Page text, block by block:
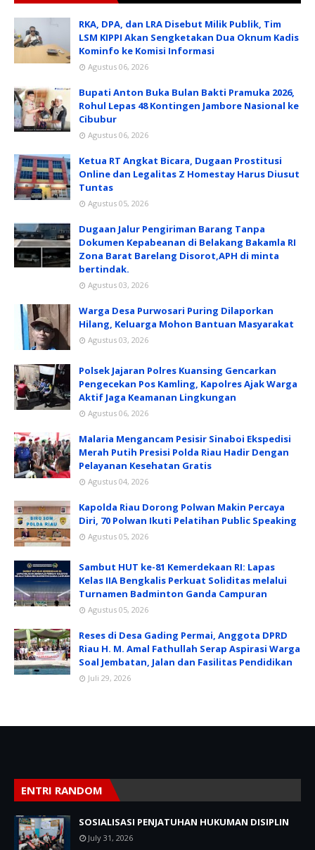
RKA, DPA, dan LRA Disebut Milik Publik, Tim
LSM KIPPI Akan Sengketakan Dua Oknum Kadis
Kominfo ke Komisi Informasi
Agustus 06, 2026
Bupati Anton Buka Bulan Bakti Pramuka 2026,
Rohul Lepas 48 Kontingen Jambore Nasional ke
Cibubur
Agustus 06, 2026
Ketua RT Angkat Bicara, Dugaan Prostitusi
Online dan Legalitas Z Homestay Harus Diusut
Tuntas
Agustus 05, 2026
Dugaan Jalur Pengiriman Barang Tanpa
Dokumen Kepabeanan di Belakang Bakamla RI
Zona Barat Barelang Disorot,APH di minta
bertindak.
Agustus 03, 2026
Warga Desa Purwosari Puring Dilaporkan
Hilang, Keluarga Mohon Bantuan Masyarakat
Agustus 03, 2026
Polsek Jajaran Polres Kuansing Gencarkan
Pengecekan Pos Kamling, Kapolres Ajak Warga
Aktif Jaga Keamanan Lingkungan
Agustus 06, 2026
Malaria Mengancam Pesisir Sinaboi Ekspedisi
Merah Putih Presisi Polda Riau Hadir Dengan
Pelayanan Kesehatan Gratis
Agustus 04, 2026
Kapolda Riau Dorong Polwan Makin Percaya
Diri, 70 Polwan Ikuti Pelatihan Public Speaking
Agustus 05, 2026
Sambut HUT ke-81 Kemerdekaan RI: Lapas
Kelas IIA Bengkalis Perkuat Soliditas melalui
Turnamen Badminton Ganda Campuran
Agustus 05, 2026
Reses di Desa Gading Permai, Anggota DPRD
Riau H. M. Amal Fathullah Serap Aspirasi Warga
Soal Jembatan, Jalan dan Fasilitas Pendidikan
Juli 29, 2026
ENTRI RANDOM
SOSIALISASI PENJATUHAN HUKUMAN DISIPLIN
July 31, 2026